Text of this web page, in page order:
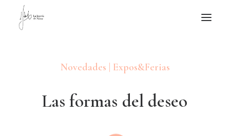
APUNTES
Novedades | Expos&Ferias
Las formas del deseo